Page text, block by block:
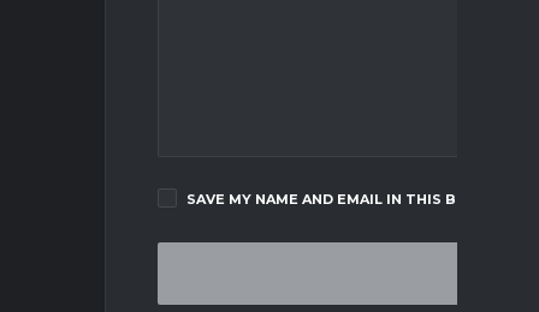
SAVE MY NAME AND EMAIL IN THIS BROWSER